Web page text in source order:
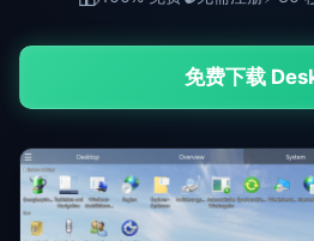
免费下载